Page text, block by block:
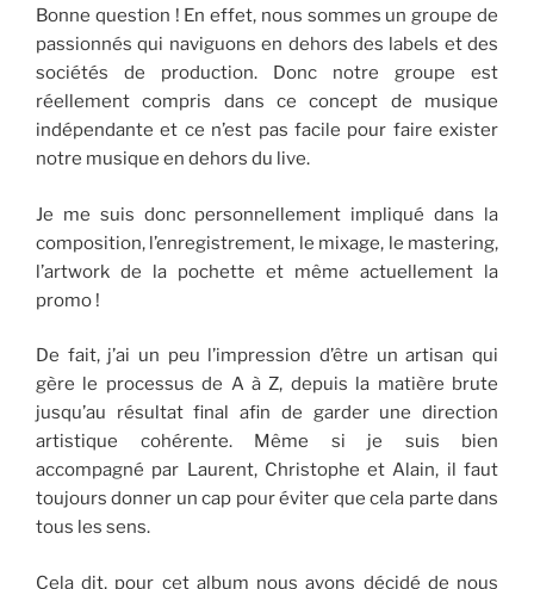
Bonne question ! En effet, nous sommes un groupe de
passionnés qui naviguons en dehors des labels et des
sociétés de production. Donc notre groupe est
réellement compris dans ce concept de musique
indépendante et ce n’est pas facile pour faire exister
notre musique en dehors du live.
Je me suis donc personnellement impliqué dans la
composition, l’enregistrement, le mixage, le mastering,
l’artwork de la pochette et même actuellement la
promo !
De fait, j’ai un peu l’impression d’être un artisan qui
gère le processus de A à Z, depuis la matière brute
jusqu’au résultat final afin de garder une direction
artistique cohérente. Même si je suis bien
accompagné par Laurent, Christophe et Alain, il faut
toujours donner un cap pour éviter que cela parte dans
tous les sens.
Cela dit, pour cet album nous avons décidé de nous